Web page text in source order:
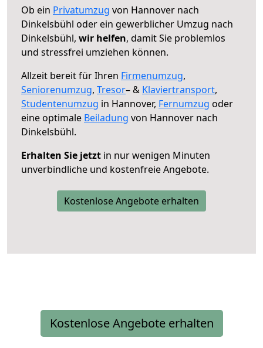
Ob ein Privatumzug von Hannover nach
Dinkelsbühl oder ein gewerblicher Umzug nach
Dinkelsbühl, wir helfen, damit Sie problemlos
und stressfrei umziehen können.
Allzeit bereit für Ihren Firmenumzug,
Seniorenumzug, Tresor– & Klaviertransport,
Studentenumzug in Hannover, Fernumzug oder
eine optimale Beiladung von Hannover nach
Dinkelsbühl.
Erhalten Sie jetzt in nur wenigen Minuten
unverbindliche und kostenfreie Angebote.
Kostenlose Angebote erhalten
Kostenlose Angebote erhalten